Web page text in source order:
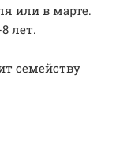
или в марте.
лет.
семейству